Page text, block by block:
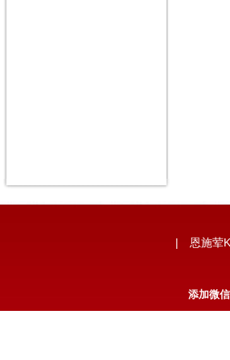
| 恩施荤
添加微信